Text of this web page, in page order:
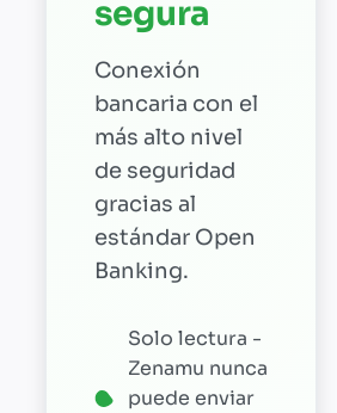
segura
Conexión
bancaria con el
más alto nivel
de seguridad
gracias al
estándar Open
Banking.
Solo lectura -
Zenamu nunca
puede enviar